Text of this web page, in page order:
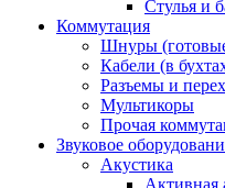
Стулья и
Коммутация
Шнуры
Кабели (в
Разъемы и
Мультикоры
Прочая
Звуковое
Акустика
Активная